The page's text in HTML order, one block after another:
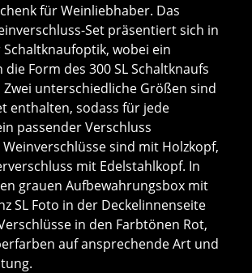
für Weinliebhaber. Das
Set präsentiert sich in
wobei ein
die Form des 300 SL Schaltknaufs
unterschiedliche Größen sind
enthalten, sodass für jede
passender Verschluss
sind mit Holzkopf,
mit Edelstahlkopf. In
grauen Aufbewahrungsbox mit
SL Foto in der Deckelinnenseite
in den Farbtönen Rot,
auf ansprechende Art und